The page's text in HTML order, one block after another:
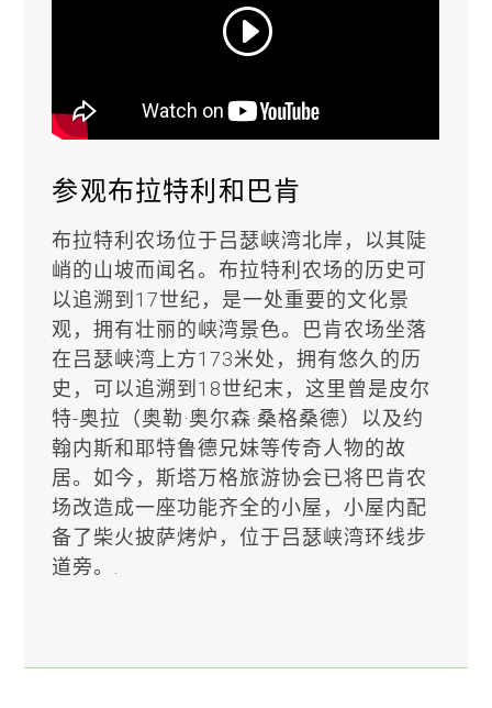
参观布拉特利和巴肯
布拉特利农场位于吕瑟峡湾北岸，以其陡
峭的山坡而闻名。布拉特利农场的历史可
以追溯到17世纪，是一处重要的文化景
观，拥有壮丽的峡湾景色。巴肯农场坐落
在吕瑟峡湾上方173米处，拥有悠久的历
史，可以追溯到18世纪末，这里曾是皮尔
特-奥拉（奥勒·奥尔森·桑格桑德）以及约
翰内斯和耶特鲁德兄妹等传奇人物的故
居。如今，斯塔万格旅游协会已将巴肯农
场改造成一座功能齐全的小屋，小屋内配
备了柴火披萨烤炉，位于吕瑟峡湾环线步
道旁。.